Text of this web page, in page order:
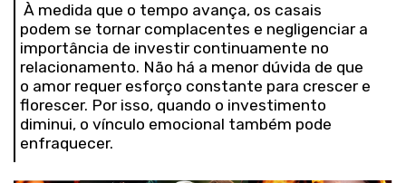
À medida que o tempo avança, os casais
podem se tornar complacentes e negligenciar a
importância de investir continuamente no
relacionamento. Não há a menor dúvida de que
o amor requer esforço constante para crescer e
florescer. Por isso, quando o investimento
diminui, o vínculo emocional também pode
enfraquecer.